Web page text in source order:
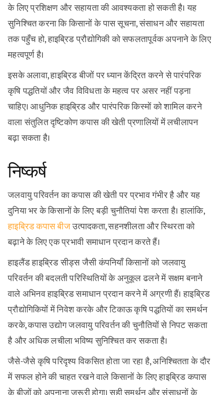
के लिए प्रशिक्षण और सहायता की आवश्यकता हो सकती है। यह
सुनिश्चित करना कि किसानों के पास सूचना, संसाधन और सहायता
तक पहुँच हो, हाइब्रिड प्रौद्योगिकी को सफलतापूर्वक अपनाने के लिए
महत्वपूर्ण है।
इसके अलावा, हाइब्रिड बीजों पर ध्यान केंद्रित करने से पारंपरिक
कृषि पद्धतियों और जैव विविधता के महत्व पर असर नहीं पड़ना
चाहिए। आधुनिक हाइब्रिड और पारंपरिक किस्मों को शामिल करने
वाला संतुलित दृष्टिकोण कपास की खेती प्रणालियों में लचीलापन
बढ़ा सकता है।
निष्कर्ष
जलवायु परिवर्तन का कपास की खेती पर प्रभाव गंभीर है और यह
दुनिया भर के किसानों के लिए बड़ी चुनौतियां पेश करता है। हालांकि,
हाइब्रिड कपास बीजउत्पादकता, सहनशीलता और स्थिरता को
बढ़ाने के लिए एक प्रभावी समाधान प्रदान करते हैं।
हाइलैंड हाइब्रिड सीड्स जैसी कंपनियाँ किसानों को जलवायु
परिवर्तन की बदलती परिस्थितियों के अनुकूल ढलने में सक्षम बनाने
वाले अभिनव हाइब्रिड समाधान प्रदान करने में अग्रणी हैं। हाइब्रिड
प्रौद्योगिकियों में निवेश करके और टिकाऊ कृषि पद्धतियों का समर्थन
करके, कपास उद्योग जलवायु परिवर्तन की चुनौतियों से निपट सकता
है और अधिक लचीला भविष्य सुनिश्चित कर सकता है।
जैसे-जैसे कृषि परिदृश्य विकसित होता जा रहा है, अनिश्चितता के दौर
में सफल होने की चाहत रखने वाले किसानों के लिए हाइब्रिड कपास